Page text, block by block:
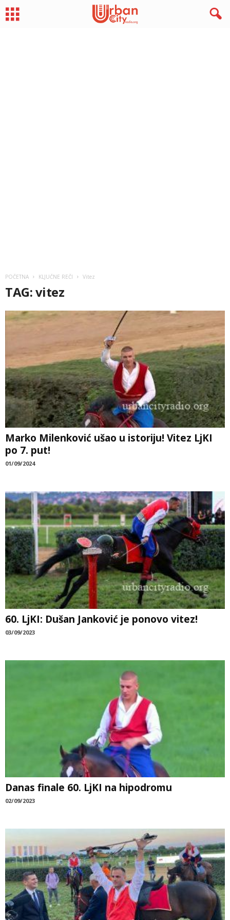
POČETNA KLJUČNE REČI Vitez
TAG: vitez
Marko Milenković ušao u istoriju! Vitez LjKI
po 7. put!
01/09/2024
60. LjKI: Dušan Janković je ponovo vitez!
03/09/2023
Danas finale 60. LjKI na hipodromu
02/09/2023